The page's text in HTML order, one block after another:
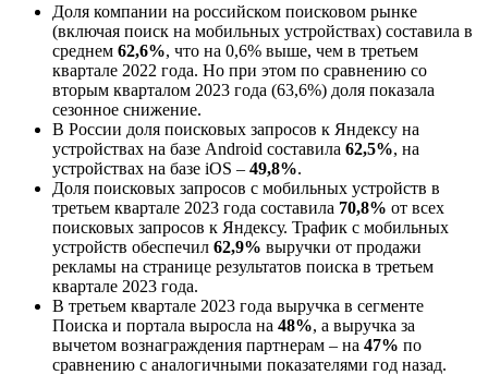
Доля компании на российском поисковом рынке
(включая поиск на мобильных устройствах) составила в
среднем 62,6%, что на 0,6% выше, чем в третьем
квартале 2022 года. Но при этом по сравнению со
вторым кварталом 2023 года (63,6%) доля показала
сезонное снижение.
В России доля поисковых запросов к Яндексу на
устройствах на базе Android составила 62,5%, на
устройствах на базе iOS – 49,8%.
Доля поисковых запросов с мобильных устройств в
третьем квартале 2023 года составила 70,8% от всех
поисковых запросов к Яндексу. Трафик с мобильных
устройств обеспечил 62,9% выручки от продажи
рекламы на странице результатов поиска в третьем
квартале 2023 года.
В третьем квартале 2023 года выручка в сегменте
Поиска и портала выросла на 48%, а выручка за
вычетом вознаграждения партнерам – на 47% по
сравнению с аналогичными показателями год назад.